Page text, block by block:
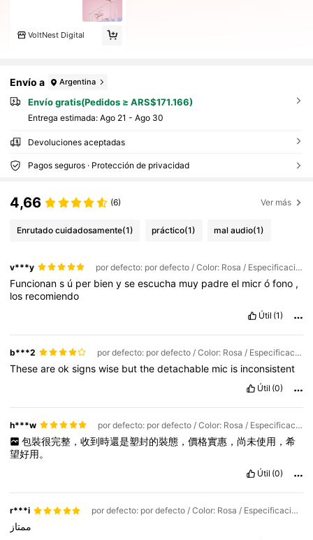
VoltNest Digital
Envío a Argentina
Envío gratis(Pedidos ≥ ARS$171.166)
Entrega estimada: Ago 21 - Ago 30
Devoluciones aceptadas
Pagos seguros · Protección de privacidad
4,66 (6) Ver más
Enrutado cuidadosamente(1) práctico(1) mal audio(1)
v***y por defecto: por defecto / Color: Rosa / Especificaciones Técnicas: 3.5mm
Funcionans ú per bienyseescucha muy padreel micrófono ,
los recomiendo
Útil (1)
b***2 por defecto: por defecto / Color: Rosa / Especificaciones Técnicas: 3.5mm
Theseareoksignswise butthedetachable mic is inconsistent
Útil (0)
h***w por defecto: por defecto / Color: Rosa / Especificaciones Técnicas: 3.5mm
包裝很完整，收到時還是塑封的裝態，價格實惠，尚未使用，希
望好用。
Útil (0)
r***i por defecto: por defecto / Color: Rosa / Especificaciones Técnicas: 3.5mm
ممتاز